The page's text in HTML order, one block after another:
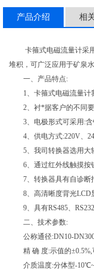
产品介绍 相
卡箍式电磁流量计采用
堆积，可广泛应用于矿泉
一、产品特点:
1、卡箍式电磁流量计
2、衬*据客户的不同要
3、电极形式可采用:含
4、供电方式:220V、
5、我司转换器选用大
6、通过红外线触摸按键
7、转换器具有自诊断报
8、高清晰度背光LCD
9、具有RS485、RS232
二、技术参数:
公称通径:DN10-
精 确 度:示值的±0.5%,
介质温度:分体型-